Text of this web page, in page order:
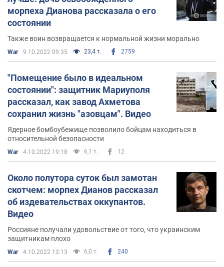
морпеха Дианова рассказала о его
состоянии
Также воин возвращается к нормальной жизни морально
War 9.10.2022 09:35 23,4 т. 2759
"Помещение было в идеальном
состоянии": защитник Мариуполя
рассказал, как завод Ахметова
сохранил жизнь "азовцам". Видео
Ядерное бомбоубежище позволило бойцам находиться в
относительной безопасности
War 4.10.2022 19:18 6,1 т. 12
Около полутора суток был замотан
скотчем: морпех Дианов рассказал
об издевательствах оккупантов.
Видео
Россияне получали удовольствие от того, что украинским
защитникам плохо
War 4.10.2022 13:13 6,0 т. 240